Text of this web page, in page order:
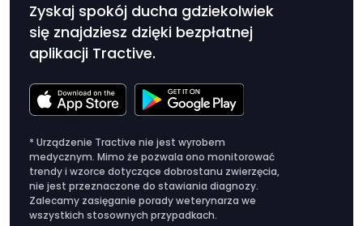
Zyskaj spokój ducha gdziekolwiek
się znajdziesz dzięki bezpłatnej
aplikacji Tractive.
* Urządzenie Tractive nie jest wyrobem
medycznym. Mimo że pozwala ono monitorować
trendy i wzorce dotyczące dobrostanu zwierzęcia,
nie jest przeznaczone do stawiania diagnozy.
Zalecamy zasięganie porady weterynarza we
wszystkich stosownych przypadkach.